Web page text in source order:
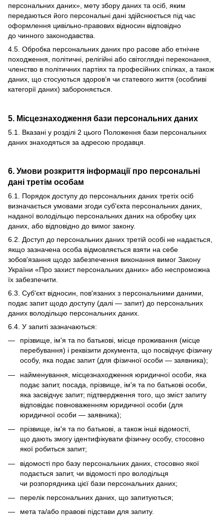
персональних даних», мету збору даних та осіб, яким
передаються його персональні дані здійснюється під час
оформлення цивільно-правових відносин відповідно
до чинного законодавства.
4.5. Обробка персональних даних про расове або етнічне
походження, політичні, релігійні або світоглядні переконання,
членство в політичних партіях та професійних спілках, а також
даних, що стосуються здоров’я чи статевого життя (особливі
категорії даних) забороняється.
5. Місцезнаходження бази персональних даних
5.1. Вказані у розділі 2 цього Положення бази персональних
даних знаходяться за адресою продавця.
6. Умови розкриття інформації про персональні
дані третім особам
6.1. Порядок доступу до персональних даних третіх осіб
визначається умовами згоди суб'єкта персональних даних,
наданої володільцю персональних даних на обробку цих
даних, або відповідно до вимог закону.
6.2. Доступ до персональних даних третій особі не надається,
якщо зазначена особа відмовляється взяти на себе
зобов'язання щодо забезпечення виконання вимог Закону
України «Про захист персональних даних» або неспроможна
їх забезпечити.
6.3. Суб'єкт відносин, пов'язаних з персональними даними,
подає запит щодо доступу (далі — запит) до персональних
даних володільцю персональних даних.
6.4. У запиті зазначаються:
прізвище, ім'я та по батькові, місце проживання (місце
перебування) і реквізити документа, що посвідчує фізичну
особу, яка подає запит (для фізичної особи — заявника);
найменування, місцезнаходження юридичної особи, яка
подає запит, посада, прізвище, ім'я та по батькові особи,
яка засвідчує запит; підтвердження того, що зміст запиту
відповідає повноваженням юридичної особи (для
юридичної особи — заявника);
прізвище, ім'я та по батькові, а також інші відомості,
що дають змогу ідентифікувати фізичну особу, стосовно
якої робиться запит;
відомості про базу персональних даних, стосовно якої
подається запит, чи відомості про володільця
чи розпорядника цієї бази персональних даних;
перелік персональних даних, що запитуються;
мета та/або правові підстави для запиту.